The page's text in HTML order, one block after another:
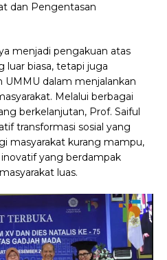
dan Pengentasan
menjadi pengakuan atas
luar biasa, tetapi juga
dalam menjalankan
Melalui berbagai
berkelanjutan, Prof. Saiful
transformasi sosial yang
masyarakat kurang mampu,
yang berdampak
luas.